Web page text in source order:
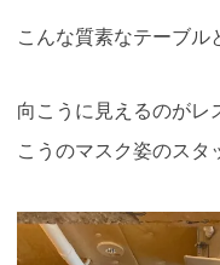
こんな質素なテーブル
向こうに見えるのがレ
こうのマスク姿のスタ